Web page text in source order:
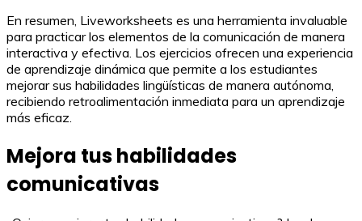
En resumen, Liveworksheets es una herramienta invaluable
para practicar los elementos de la comunicación de manera
interactiva y efectiva. Los ejercicios ofrecen una experiencia
de aprendizaje dinámica que permite a los estudiantes
mejorar sus habilidades lingüísticas de manera autónoma,
recibiendo retroalimentación inmediata para un aprendizaje
más eficaz.
Mejora tus habilidades
comunicativas